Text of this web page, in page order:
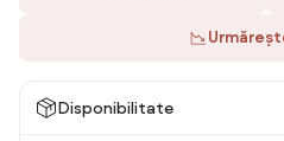
Disponibilitate